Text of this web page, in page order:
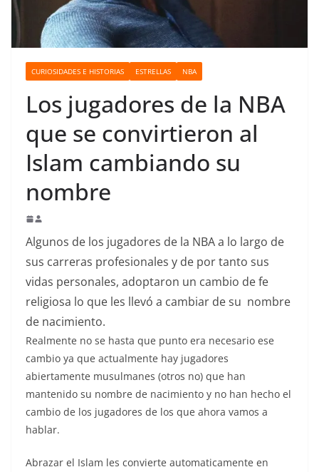
CURIOSIDADES E HISTORIAS ESTRELLAS NBA
Los jugadores de la NBA
que se convirtieron al
Islam cambiando su
nombre
Algunos de los jugadores de la NBA a lo largo de
sus carreras profesionales y de por tanto sus
vidas personales, adoptaron un cambio de fe
religiosa lo que les llevó a cambiar de su nombre
de nacimiento.
Realmente no se hasta que punto era necesario ese
cambio ya que actualmente hay jugadores
abiertamente musulmanes (otros no) que han
mantenido su nombre de nacimiento y no han hecho el
cambio de los jugadores de los que ahora vamos a
hablar.
Abrazar el Islam les convierte automaticamente en